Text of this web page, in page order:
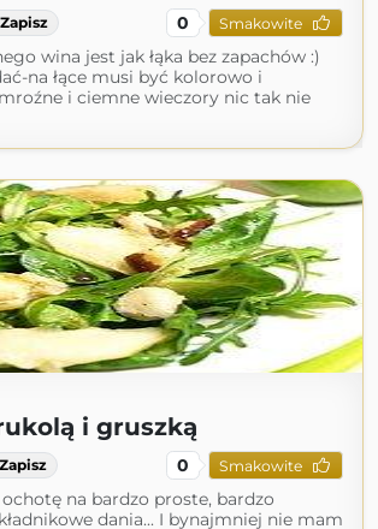
Zapisz 0 Smakowite
wina jest jak łąka bez zapachów :)
na łące musi być kolorowo i
i ciemne wieczory nic tak nie
i gruszką
Zapisz 0 Smakowite
na bardzo proste, bardzo
dania... I bynajmniej nie mam